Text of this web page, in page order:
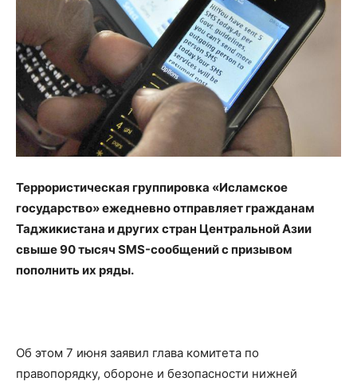
Террористическая группировка «Исламское
государство» ежедневно отправляет гражданам
Таджикистана и других стран Центральной Азии
свыше 90 тысяч SMS-сообщений с призывом
пополнить их ряды.
Об этом 7 июня заявил глава комитета по
правопорядку, обороне и безопасности нижней